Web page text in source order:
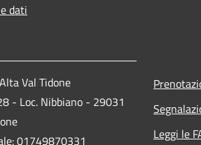
dati
Val Tidone
- Loc. Nibbiano - 29031
01749870331
Leggi le